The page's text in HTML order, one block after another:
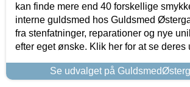
kan finde mere end 40 forskellige
interne guldsmed hos Guldsmed
fra stenfatninger, reparationer og nye
efter eget ønske. Klik her for at se deres
Se udvalget på